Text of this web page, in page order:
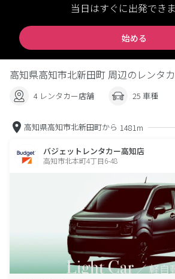
当日はすぐに出発でき
始める
高知県高知市北新田町 周辺のレンタ
4 レンタカー店舗 25 車種
高知県高知市北新田町から 1481m
バジェットレンタカー高知店
高知市北本町4丁目6-48